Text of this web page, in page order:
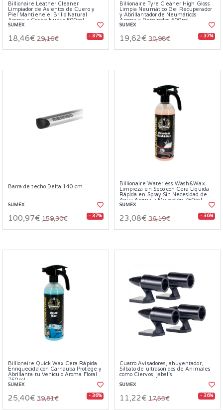
Billionaire Leather Cleaner
Limpiador de Asientos de Cuero y
Piel Mantiene el Brillo Natural
Aroma a Coche Nuevo 500ml
SUMEX
18,46€ 29,16€ - 37%
Billionaire Tyre Cleaner High Gloss
Limpia Neumático Gel Recuperador
y Abrillantador de Neumáticos
Aroma a Gominolas 500ml
SUMEX
19,62€ 30,98€ - 37%
Barra de techo Delta 140 cm
SUMEX
100,97€ 159,30€ - 37%
Billionaire Waterless Wash&Wax
Limpieza en Seco con Cera Líquida
Rápida en Spray Sin Necesidad de
Agua Aroma a Melocotón 750ml
SUMEX
23,08€ 36,19€ - 36%
Billionaire Quick Wax Cera Rápida
Enriquecida con Carnauba Protege y
Abrillanta tu Vehículo Aroma Floral
750ml
SUMEX
25,40€ 39,81€ - 36%
Cuatro Avisadores, ahuyentador,
Silbato de ultrasonidos de Animales
como Ciervos, jabalís
SUMEX
11,22€ 17,55€ - 36%